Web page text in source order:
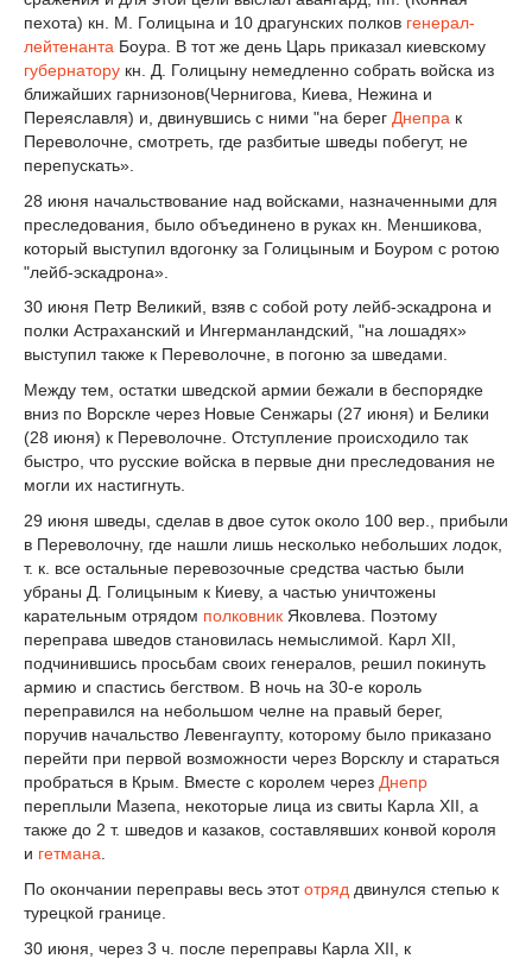
пехота) кн. М. Голицына и 10 драгунских полков генерал-
лейтенанта Боура. В тот же день Царь приказал киевскому
губернатору кн. Д. Голицыну немедленно собрать войска из
ближайших гарнизонов(Чернигова, Киева, Нежина и
Переяславля) и, двинувшись с ними "на берег Днепра к
Переволочне, смотреть, где разбитые шведы побегут, не
перепускать».
28 июня начальствование над войсками, назначенными для
преследования, было объединено в руках кн. Меншикова,
который выступил вдогонку за Голицыным и Боуром с ротою
"лейб-эскадрона».
30 июня Петр Великий, взяв с собой роту лейб-эскадрона и
полки Астраханский и Ингерманландский, "на лошадях»
выступил также к Переволочне, в погоню за шведами.
Между тем, остатки шведской армии бежали в беспорядке
вниз по Ворскле через Новые Сенжары (27 июня) и Белики
(28 июня) к Переволочне. Отступление происходило так
быстро, что русские войска в первые дни преследования не
могли их настигнуть.
29 июня шведы, сделав в двое суток около 100 вер., прибыли
в Переволочну, где нашли лишь несколько небольших лодок,
т. к. все остальные перевозочные средства частью были
убраны Д. Голицыным к Киеву, а частью уничтожены
карательным отрядом полковник Яковлева. Поэтому
переправа шведов становилась немыслимой. Карл XII,
подчинившись просьбам своих генералов, решил покинуть
армию и спастись бегством. В ночь на 30-е король
переправился на небольшом челне на правый берег,
поручив начальство Левенгаупту, которому было приказано
перейти при первой возможности через Ворсклу и стараться
пробраться в Крым. Вместе с королем через Днепр
переплыли Мазепа, некоторые лица из свиты Карла XII, а
также до 2 т. шведов и казаков, составлявших конвой короля
и гетмана
По окончании переправы весь этототряд двинулся степью к
турецкой границе.
30 июня, через 3 ч. после переправы Карла XII, к